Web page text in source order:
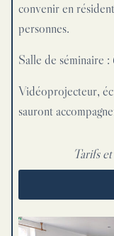
convenir en
personnes.
Salle de séminaire :
Vidéoprojecteur,
sauront
Tarifs